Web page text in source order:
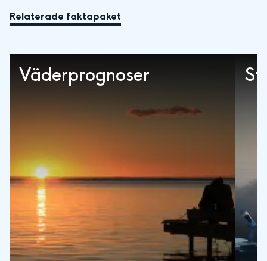
Relaterade faktapaket
Väderprognoser